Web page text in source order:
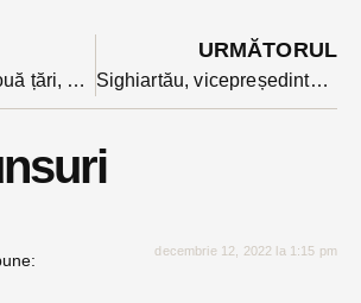
ULTIMA ORĂ: Două țări, Austria și Olanda au votat împotriva intrării României în Schengen la JAI. Olanda a precizat că a votat astfel pentru că România este cuplată cu Bulgaria
URMĂTORUL
Sighiartău, vicepreședintele pe Externe al PNL zice că România ar trebui să fie mult mai vocală în apărarea intereselor naționale
decembrie 12, 2022 la 1:15 pm